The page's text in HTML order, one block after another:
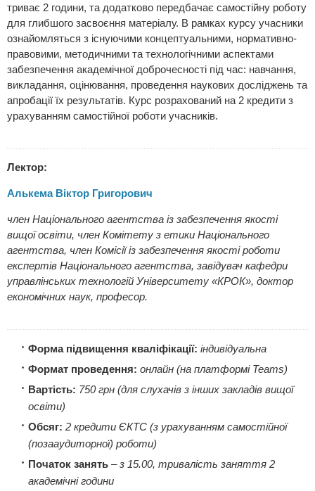
триває 2 години, та додатково передбачає самостійну роботу
для глибшого засвоєння матеріалу. В рамках курсу учасники
ознайомляться з існуючими концептуальними, нормативно-
правовими, методичними та технологічними аспектами
забезпечення академічної доброчесності під час: навчання,
викладання, оцінювання, проведення наукових досліджень та
апробації їх результатів. Курс розрахований на 2 кредити з
урахуванням самостійної роботи учасників.
Лектор:
Алькема Віктор Григорович
член Національного агентства із забезпечення якості
вищої освіти, член Комітету з етики Національного
агентства, член Комісії із забезпечення якості роботи
експертів Національного агентства, завідувач кафедри
управлінських технологій Університету «КРОК», доктор
економічних наук, професор.
Форма підвищення кваліфікації: індивідуальна
Формат проведення: онлайн (на платформі Teams)
Вартість: 750 грн (для слухачів з інших закладів вищої
освіти)
Обсяг: 2 кредити ЄКТС (з урахуванням самостійної
(позааудиторної) роботи)
Початок занять –з 15.00, тривалість заняття 2
академічні години